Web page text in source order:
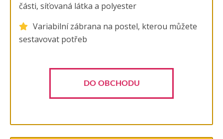
části, síťovaná látka a polyester
Variabilní zábrana na postel, kterou můžete
sestavovat potřeb
DO OBCHODU